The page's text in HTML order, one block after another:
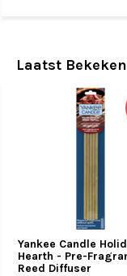
Laatst Bekeken
Yankee Candle
Hearth - Pre-
Reed Diffuser